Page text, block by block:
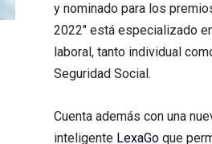
y nominado para los
2022" está especializado
laboral, tanto individual
Seguridad Social.
Cuenta además con una
inteligente LexaGo que